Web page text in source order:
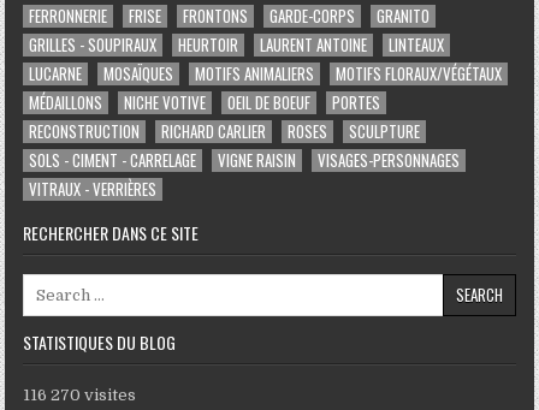
FERRONNERIE
FRISE FRONTONS GARDE-CORPS
GRANITO
GRILLES - SOUPIRAUX
HEURTOIR LAURENT ANTOINE
LINTEAUX
LUCARNE
MOSAÏQUES MOTIFS ANIMALIERS
MOTIFS FLORAUX/VÉGÉTAUX
MÉDAILLONS
NICHE VOTIVE OEIL DE BOEUF
PORTES
RECONSTRUCTION
RICHARD CARLIER ROSES
SCULPTURE
SOLS - CIMENT - CARRELAGE
VIGNE RAISIN
VISAGES-PERSONNAGES
VITRAUX - VERRIÈRES
RECHERCHER DANS CE SITE
STATISTIQUES DU BLOG
116 270 visites